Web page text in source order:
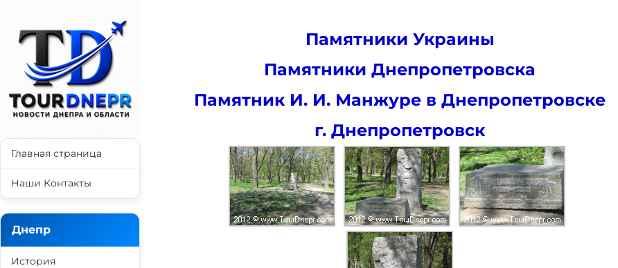
Памятники Украины
Памятники Днепропетровска
Памятник И. И. Манжуре в Днепропетровске
г. Днепропетровск
Главная страница
Наши Контакты
Днепр
История